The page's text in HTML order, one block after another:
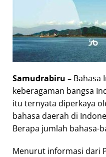
Samudrabiru – Bahasa
keberagaman bangsa
itu ternyata diperkaya
bahasa daerah di
Berapa jumlah bahasa-
Menurut informasi dari